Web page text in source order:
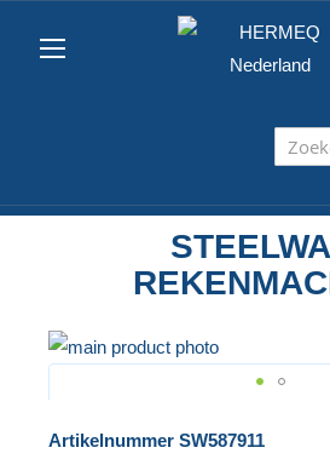
Ga
einde
naar
Artikelnummer SW587911